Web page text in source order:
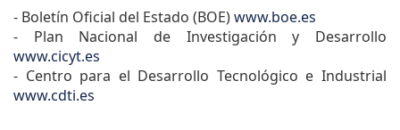
- Boletín Oficial del Estado (BOE)www.boe.es
- Plan Nacional de Investigación y Desarrollo
www.cicyt.es
- Centro para el Desarrollo Tecnológico e Industrial
www.cdti.es